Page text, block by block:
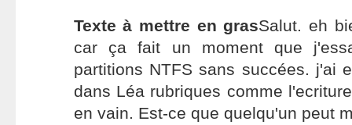
Texte à mettre en grasSalut. eh
car ça fait un moment que
partitions NTFS sans succées. j'ai
dans Léa rubriques comme
en vain. Est-ce que quelqu'un peut